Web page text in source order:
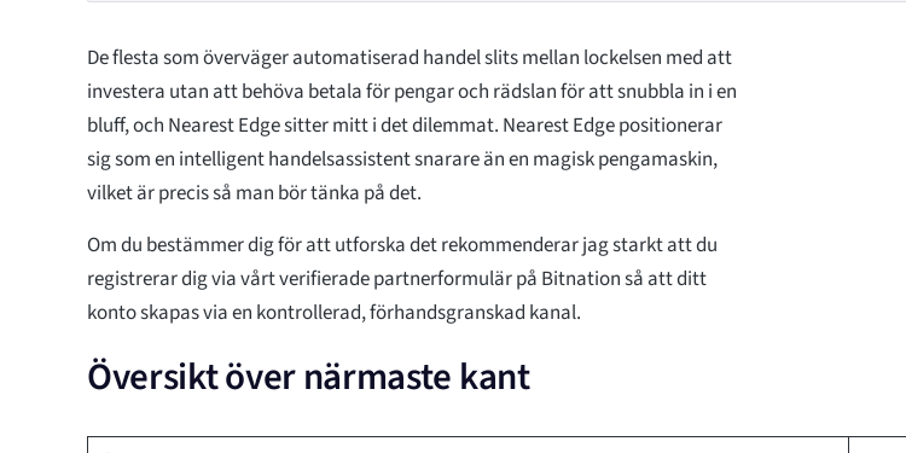
De flesta som överväger automatiserad handel slits mellan lockelsen med att
investera utan att behöva betala för pengar och rädslan för att snubbla in i en
bluff, och Nearest Edge sitter mitt i det dilemmat. Nearest Edge positionerar
sig som en intelligent handelsassistent snarare än en magisk pengamaskin,
vilket är precis så man bör tänka på det.
Om du bestämmer dig för att utforska det rekommenderar jag starkt att du
registrerar dig via vårt verifierade partnerformulär på Bitnation så att ditt
konto skapas via en kontrollerad, förhandsgranskad kanal.
Översikt över närmaste kant